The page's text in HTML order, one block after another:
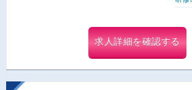
求人詳細を確認する